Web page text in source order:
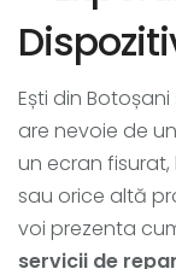
Ești din
are nevoie de
un ecran
sau orice altă
voi prezenta
servicii de